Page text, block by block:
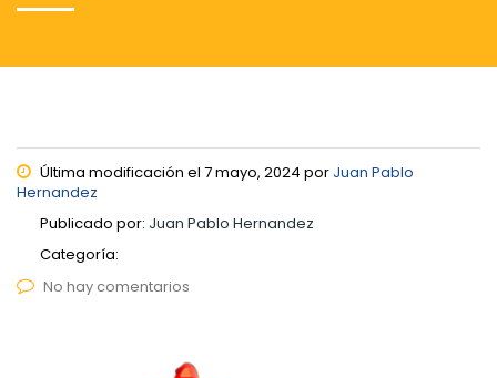
Última modificación el 7 mayo, 2024 por Juan Pablo
Hernandez
Publicado por: Juan Pablo Hernandez
Categoría:
No hay comentarios